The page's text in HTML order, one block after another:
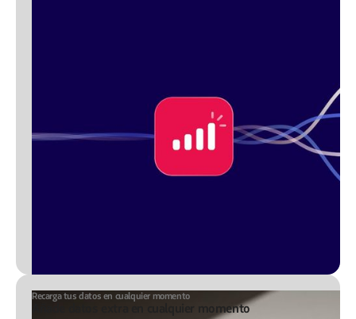
Recarga tus datos en cualquier momento
Añade datos extra en cualquier momento